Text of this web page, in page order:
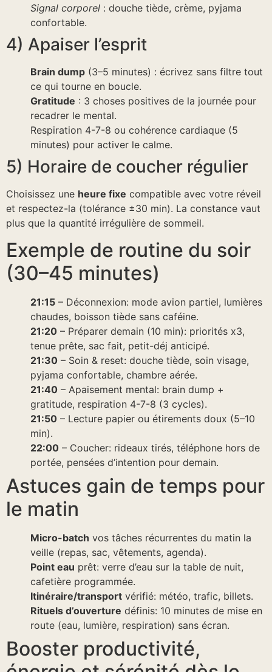
Signal corporel : douche tiède, crème, pyjama
confortable.
4) Apaiser l’esprit
Brain dump (3–5 minutes) : écrivez sans filtre tout
ce qui tourne en boucle.
Gratitude : 3 choses positives de la journée pour
recadrer le mental.
Respiration 4-7-8 ou cohérence cardiaque (5
minutes) pour activer le calme.
5) Horaire de coucher régulier
Choisissez une heure fixe compatible avec votre réveil
et respectez-la (tolérance ±30 min). La constance vaut
plus que la quantité irrégulière de sommeil.
Exemple de routine du soir
(30–45 minutes)
21:15 – Déconnexion: mode avion partiel, lumières
chaudes, boisson tiède sans caféine.
21:20 – Préparer demain (10 min): priorités x3,
tenue prête, sac fait, petit-déj anticipé.
21:30 – Soin & reset: douche tiède, soin visage,
pyjama confortable, chambre aérée.
21:40 – Apaisement mental: brain dump +
gratitude, respiration 4-7-8 (3 cycles).
21:50 – Lecture papier ou étirements doux (5–10
min).
22:00 – Coucher: rideaux tirés, téléphone hors de
portée, pensées d’intention pour demain.
Astuces gain de temps pour
le matin
Micro-batch vos tâches récurrentes du matin la
veille (repas, sac, vêtements, agenda).
Point eau prêt: verre d’eau sur la table de nuit,
cafetière programmée.
Itinéraire/transport vérifié: météo, trafic, billets.
Rituels d’ouverture définis: 10 minutes de mise en
route (eau, lumière, respiration) sans écran.
Booster productivité,